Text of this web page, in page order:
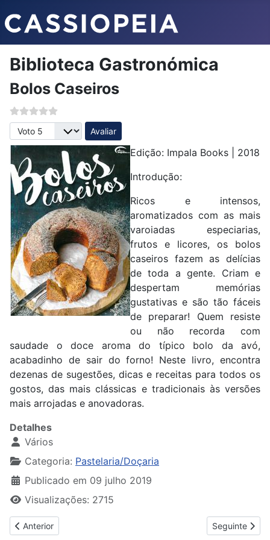
Biblioteca Gastronómica
Bolos Caseiros
Avalie, por favor
Edição: Impala Books | 2018
Introdução:
Ricos e intensos,
aromatizados com as mais
varoiadas especiarias,
frutos e licores, os bolos
caseiros fazem as delícias
de toda a gente. Criam e
despertam memórias
gustativas e são tão fáceis
de preparar! Quem resiste
ou não recorda com
saudade o doce aroma do típico bolo da avó,
acabadinho de sair do forno! Neste livro, encontra
dezenas de sugestões, dicas e receitas para todos os
gostos, das mais clássicas e tradicionais às versões
mais arrojadas e anovadoras.
Detalhes
Vários
Categoria: Pastelaria/Doçaria
Publicado em 09 julho 2019
Visualizações: 2715
Artigo anterior: Sem Segredos!
Anterior Artigo
Seguinte